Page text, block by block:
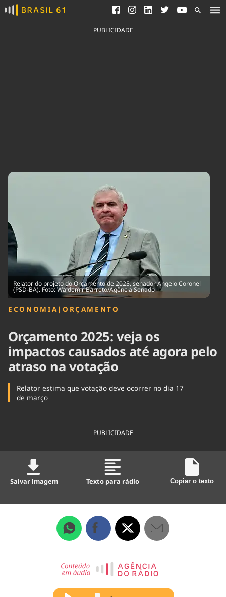
Ver todas as notícias
Saneamento
Indicadores
Ciência &
Tecnologia
Cinema
Comportamento
Cultura
Economia
Educação
Infraestrutura
Internacional
Tempo
PUBLICIDADE
Relator do projeto do Orçamento de 2025, senador Angelo Coronel
(PSD-BA). Foto: Waldemir Barreto/Agência Senado
ECONOMIA | ORÇAMENTO
Orçamento 2025: veja os
impactos causados até agora pelo
atraso na votação
Relator estima que votação deve ocorrer no dia 17
de março
PUBLICIDADE
Salvar imagem Texto para rádio Copiar o texto